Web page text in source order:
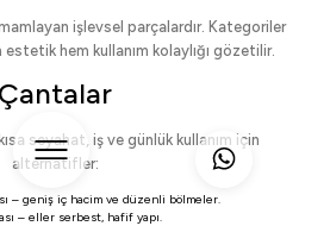
işlevsel parçalardır. Kategoriler
estetik hem kullanım kolaylığı gözetilir.
Çantalar
seyahat, iş ve günlük kullanım için
alternatifler:
– geniş iç hacim ve düzenli bölmeler.
– eller serbest, hafif yapı.